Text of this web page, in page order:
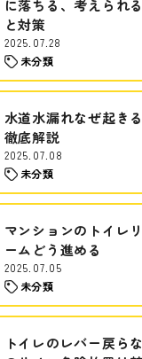
に落ちる、考えられ
と対策
2025.07.28
未分類
水道水漏れなぜ起き
徹底解説
2025.07.08
未分類
マンションのトイレ
ームどう進める
2025.07.05
未分類
トイレのレバー戻ら